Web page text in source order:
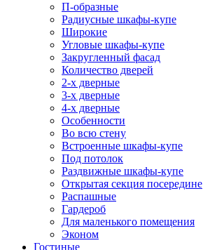
П-образные
Радиусные шкафы-купе
Широкие
Угловые шкафы-купе
Закругленный фасад
Количество дверей
2-х дверные
3-х дверные
4-х дверные
Особенности
Во всю стену
Встроенные шкафы-купе
Под потолок
Раздвижные шкафы-купе
Открытая секция посередине
Распашные
Гардероб
Для маленького помещения
Эконом
Гостиные